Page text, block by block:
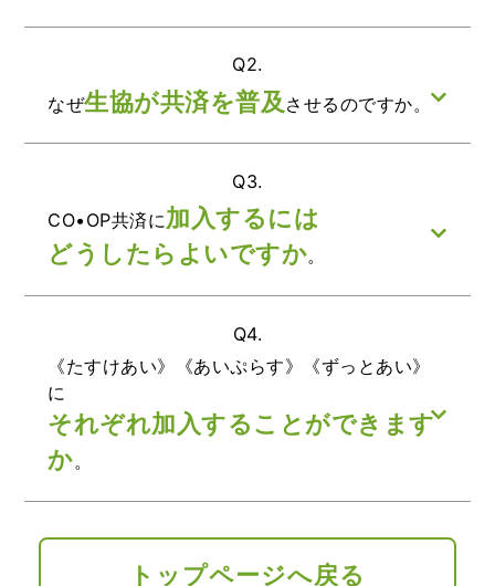
Q2.
なぜ生協が共済を普及 させるのですか。
Q3.
CO•OP共済に加入するには
どうしたらよいですか。
Q4.
《たすけあい》《あいぷらす》《ずっとあい》
に
それぞれ加入することができます
か。
トップページへ戻る